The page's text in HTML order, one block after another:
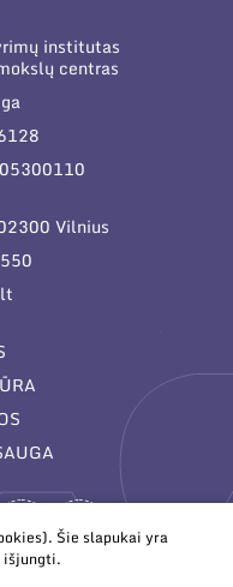
institutas
centras
Vilnius
Šie slapukai yra
išjungti.